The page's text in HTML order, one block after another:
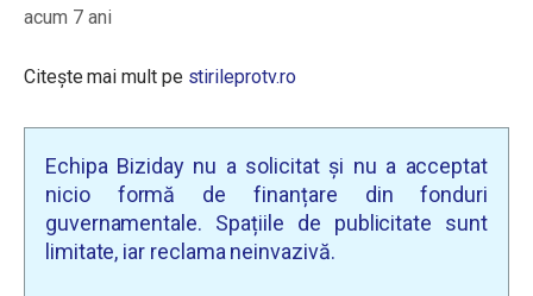
acum 7 ani
Citește mai mult pe stirileprotv.ro
Echipa Biziday nu a solicitat și nu a acceptat
nicio formă de finanțare din fonduri
guvernamentale. Spațiile de publicitate sunt
limitate, iar reclama neinvazivă.